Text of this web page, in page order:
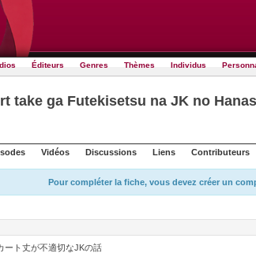
Éditeurs Genres Thèmes Individus
take ga Futekisetsu na JK no
Vidéos Discussions Liens Contributeurs
Pour compléter la fiche, vous devez créer un
ート丈が不適切なJKの話